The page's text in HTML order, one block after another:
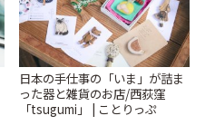
日本の手仕事の「いま」が詰ま
った器と雑貨のお店/西荻窪
「tsugumi」 | ことりっぷ